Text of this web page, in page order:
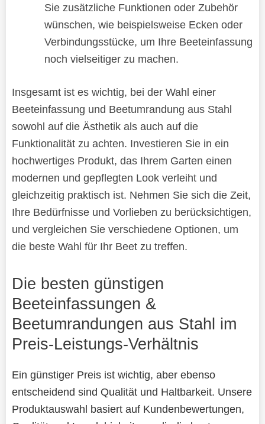
Sie zusätzliche Funktionen oder Zubehör
wünschen, wie beispielsweise Ecken oder
Verbindungsstücke, um Ihre Beeteinfassung
noch vielseitiger zu machen.
Insgesamt ist es wichtig, bei der Wahl einer
Beeteinfassung und Beetumrandung aus Stahl
sowohl auf die Ästhetik als auch auf die
Funktionalität zu achten. Investieren Sie in ein
hochwertiges Produkt, das Ihrem Garten einen
modernen und gepflegten Look verleiht und
gleichzeitig praktisch ist. Nehmen Sie sich die Zeit,
Ihre Bedürfnisse und Vorlieben zu berücksichtigen,
und vergleichen Sie verschiedene Optionen, um
die beste Wahl für Ihr Beet zu treffen.
Die besten günstigen
Beeteinfassungen &
Beetumrandungen aus Stahl im
Preis-Leistungs-Verhältnis
Ein günstiger Preis ist wichtig, aber ebenso
entscheidend sind Qualität und Haltbarkeit. Unsere
Produktauswahl basiert auf Kundenbewertungen,